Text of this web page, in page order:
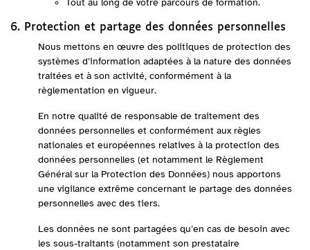
Tout au long de votre parcours de formation.
6. Protection et partage des données personnelles
Nous mettons en œuvre des politiques de protection des
systèmes d’information adaptées à la nature des données
traitées et à son activité, conformément à la
règlementation en vigueur.
En notre qualité de responsable de traitement des
données personnelles et conformément aux règles
nationales et européennes relatives à la protection des
données personnelles (et notamment le Règlement
Général sur la Protection des Données) nous apportons
une vigilance extrême concernant le partage des données
personnelles avec des tiers.
Les données ne sont partagées qu’en cas de besoin avec
les sous-traitants (notamment son prestataire